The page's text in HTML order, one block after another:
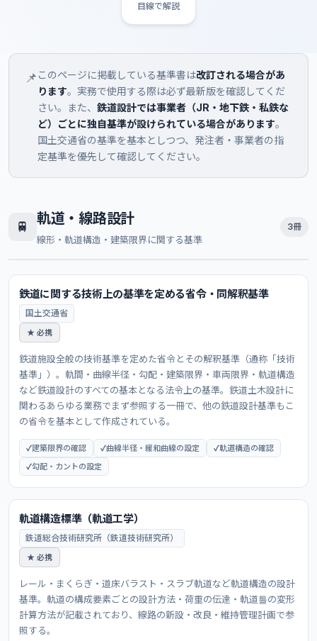
目線で解説
📌 このページに掲載している基準書は改訂される場合があ
ります。実務で使用する際は必ず最新版を確認してくだ
さい。また、 鉄道設計では事業者（JR・地下鉄・私鉄な
ど）ごとに独自基準が設けられている場合があります。
国土交通省の基準を基本としつつ、発注者・事業者の指
定基準を優先して確認してください。
🚆 軌道・線路設計
線形・軌道構造・建築限界に関する基準
3冊
鉄道に関する技術上の基準を定める省令・同解釈基準
国土交通省
★ 必携
鉄道施設全般の技術基準を定めた省令とその解釈基準（通称「技術
基準」）。軌間・曲線半径・勾配・建築限界・車両限界・軌道構造
など鉄道設計のすべての基本となる法令上の基準。鉄道土木設計に
関わるあらゆる業務でまず参照する一冊で、他の鉄道設計基準もこ
の省令を基本として作成されている。
建築限界の確認 曲線半径・緩和曲線の設定
軌道構造の確認
勾配・カントの設定
軌道構造標準（軌道工学）
鉄道総合技術研究所（鉄道技術研究所）
★ 必携
レール・まくらぎ・道床バラスト・スラブ軌道など軌道構造の設計
基準。軌道の構成要素ごとの設計方法・荷重の伝達・軌道틀の変形
計算方法が記載されており、線路の新設・改良・維持管理計画で参
照する。